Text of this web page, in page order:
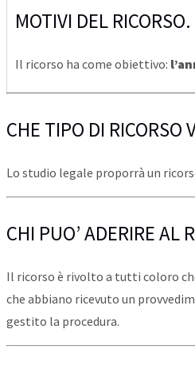
MOTIVI DEL
Il ricorso ha come obiettivo:
CHE TIPO DI RICORSO
Lo studio legale proporrà un
CHI PUO’ ADERIRE AL
Il ricorso è rivolto a tutti coloro
che abbiano ricevuto un
gestito la procedura.